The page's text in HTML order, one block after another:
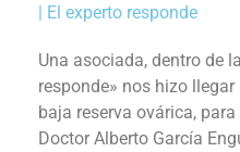
| El experto responde
Una asociada, dentro de
responde» nos hizo
baja reserva ovárica,
Doctor Alberto García